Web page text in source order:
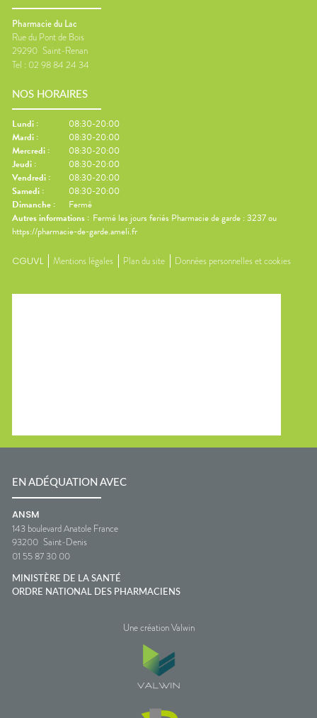
Pharmacie du Lac
Rue du Pont de Bois
29290 Saint-Renan
Tel : 02 98 84 24 34
NOS HORAIRES
Lundi :
08:30-20:00
Mardi :
08:30-20:00
Mercredi :
08:30-20:00
Jeudi :
08:30-20:00
Vendredi :
08:30-20:00
Samedi :
08:30-20:00
Dimanche :
Fermé
Autres informations : Fermé les jours feriés Pharmacie de garde : 3237 ou
https://pharmacie-de-garde.ameli.fr
CGUVL Mentions légales Plan du site Données personnelles et cookies
EN ADÉQUATION AVEC
ANSM
143 boulevard Anatole France
93200 Saint-Denis
01 55 87 30 00
MINISTÈRE DE LA SANTÉ
ORDRE NATIONAL DES PHARMACIENS
Une création Valwin